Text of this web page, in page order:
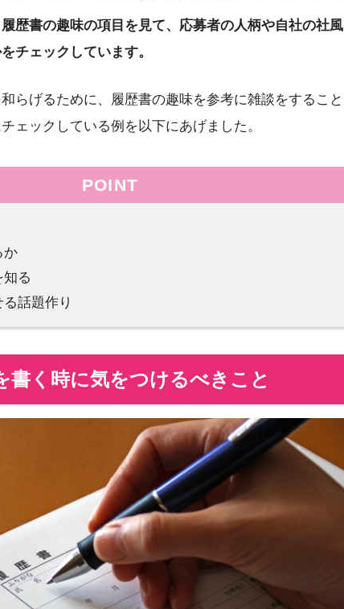
履歴書の趣味の項目を見て、応募者の人柄や自社の社風
チェックしています。
らげるために、履歴書の趣味を参考に雑談をすること
ェックしている例を以下にあげました。
POINT
か
る
話題作り
書く時に気をつけるべきこと